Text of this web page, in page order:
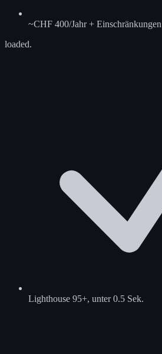
~CHF 400/Jahr + Einschränkungen
loaded.
Lighthouse 95+, unter 0.5 Sek.